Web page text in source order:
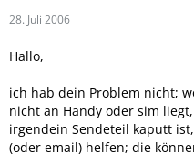
28. Juli 2006
Hallo,
ich hab dein Problem nicht;
nicht an Handy oder sim
irgendein Sendeteil kaputt
(oder email) helfen; die